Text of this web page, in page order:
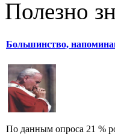
Полезно
Большинство,
По данным опроса 21 %